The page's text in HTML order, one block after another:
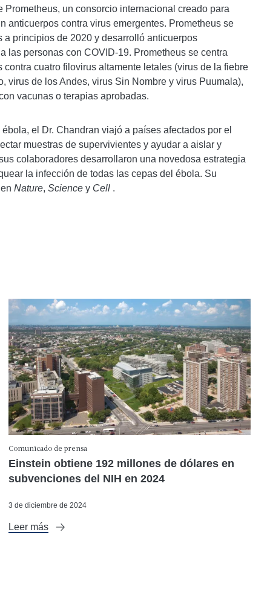
Prometheus, un consorcio internacional creado para
anticuerpos contra virus emergentes. Prometheus se
a principios de 2020 y desarrolló anticuerpos
las personas con COVID-19. Prometheus se centra
contra cuatro filovirus altamente letales (virus de la fiebre
virus de los Andes, virus Sin Nombre y virus Puumala),
vacunas o terapias aprobadas.
el Dr. Chandran viajó a países afectados por el
muestras de supervivientes y ayudar a aislar y
colaboradores desarrollaron una novedosa estrategia
la infección de todas las cepas del ébola. Su
Nature, Sciencey Cell.
Comunicado de prensa
Einstein obtiene 192 millones de dólares en
subvenciones del NIH en 2024
3 de diciembre de 2024
Leer más